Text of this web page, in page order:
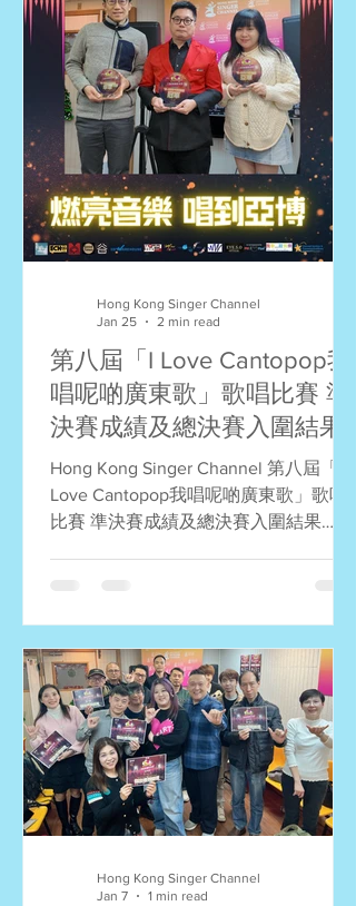
最後再次多謝所有參賽者支持我們的比
賽，下個歌唱比賽好快就來了！以下先
與大家重溫今天的比賽結果。 十優歌手
獎： 總冠軍：歐煜朗 靈魂相認 總亞
軍：陳祉臻 會再見的 總季軍：梁碧君
(你沒有)好結果 第四名：謝謙佑 失約巴
黎 第五名：陶芷澄 企好 第六名：彭文
禮 愛的根源 第七名：崔智皓 給你幸福
所以幸福 第八名：楊晴 發誓 第九名：
李浩宜 心之科學 第十名：何冠駒 時光
澄 企好 丁
第八屆「I Love Cantopop我
唱呢啲廣東歌」歌唱比賽 準
決賽成績及總決賽入圍結果
Hong Kong Singer Channel 第八屆「I
Love Cantopop我唱呢啲廣東歌」歌唱
比賽 準決賽成績及總決賽入圍結果
冠、亞、季軍順利誕生；再加上五位以
分數脫穎而出的「復活」選手，終極23
強出現了！他們將於1月17日齊齊踏上亞
洲國際博覽館的大舞台，在總決賽中再
決一勝負，爭奪歌王之歌殊榮。我們稍
後將以電郵通知23強選手有關詳情，大
家加油！ 70-80年代歌曲組： 冠軍：李
浩良 再度孤獨 亞軍：曾淑蘭 千千闕歌
季軍：彭文禮 愛的根源 90年代歌曲
天 亞軍：梁碧君 (你沒有)好結果 季軍：
Hong Kong Singer Channel
Jan 25
2 min read
Hong Kong Singer Channel
Jan 7
1 min read